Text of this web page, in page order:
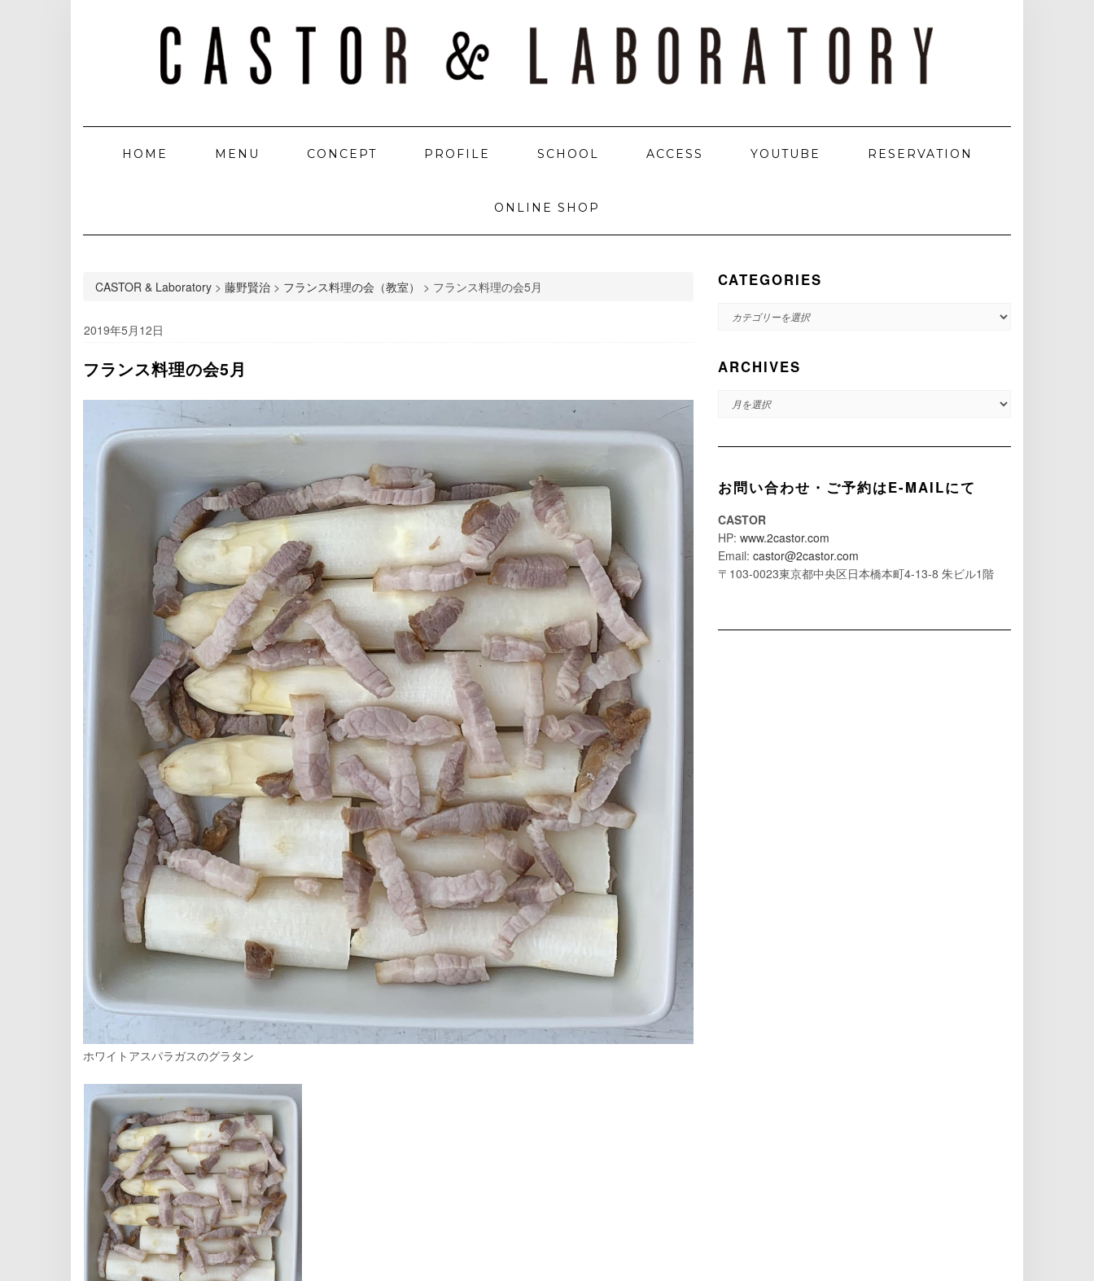
HOME MENU CONCEPT PROFILE SCHOOL ACCESS YOUTUBE RESERVATION
ONLINE SHOP
CASTOR & Laboratory > 藤野賢治 > フランス料理の会（教室） > フランス料理の会5月
2019年5月12日
フランス料理の会5月
ホワイトアスパラガスのグラタン
CATEGORIES
CATEGORIES
ARCHIVES
ARCHIVES
お問い合わせ・ご予約はE-MAILにて
CASTOR
HP: www.2castor.com
Email: castor@2castor.com
〒103-0023東京都中央区日本橋本町4-13-8 朱ビル1階